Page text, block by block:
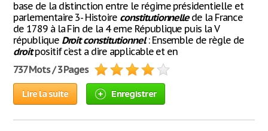
base de la distinction entre le régime présidentielle et
parlementaire 3- Histoire constitutionnellede la France
de 1789 à la Fin de la 4 eme République puis la V
république Droit constitutionnel: Ensemble de règle de
droitpositif c’est a dire applicable et en
737 Mots / 3 Pages
Lire la suite Enregistrer